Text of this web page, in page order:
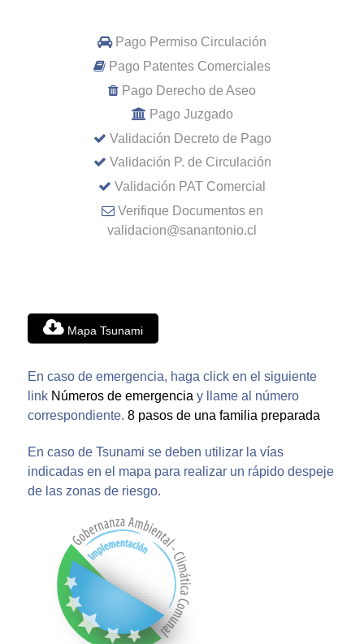
Pago Permiso Circulación
Pago Patentes Comerciales
Pago Derecho de Aseo
Pago Juzgado
Validación Decreto de Pago
Validación P. de Circulación
Validación PAT Comercial
Verifique Documentos en
validacion@sanantonio.cl
Mapa Tsunami
En caso de emergencia, haga click en el siguiente
link Números de emergencia y llame al número
correspondiente. 8 pasos de una familia preparada
En caso de Tsunami se deben utilizar la vías
indicadas en el mapa para realizar un rápido despeje
de las zonas de riesgo.